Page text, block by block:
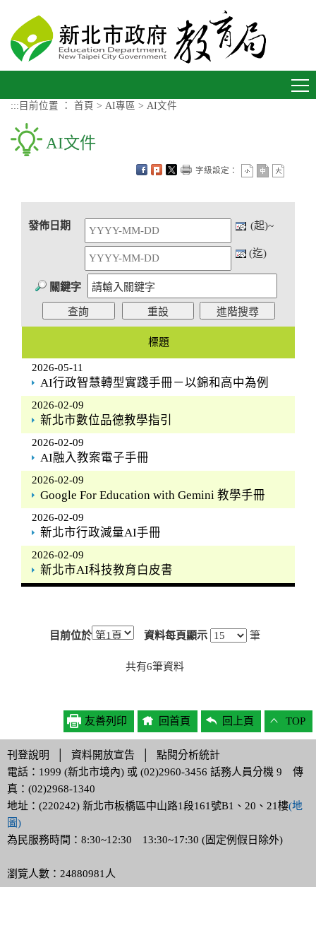
::: 目前位置 ： 首頁 > AI專區 > AI文件
AI文件
字級設定：
發佈日期 (起)~
(迄)
關鍵字
標題
AI行政智慧轉型實踐手冊－以錦和高中為例
2026-05-11
新北市數位品德教學指引
2026-02-09
AI融入教案電子手冊
2026-02-09
Google For Education with Gemini 教學手冊
2026-02-09
新北市行政減量AI手冊
2026-02-09
新北市AI科技教育白皮書
2026-02-09
目前位於 資料每頁顯示 筆
共有6筆資料
友善列印 回首頁 回上頁 TOP
刊登說明 資料開放宣告
點閱分析統計
電話：1999 (新北市境內) 或 (02)2960-3456 話務人員分機 9 傳
真：(02)2968-1340
地址：(220242) 新北市板橋區中山路1段161號B1、20、21樓(地
圖)
為民服務時間：8:30~12:30 13:30~17:30 (固定例假日除外)
瀏覽人數：24880981人